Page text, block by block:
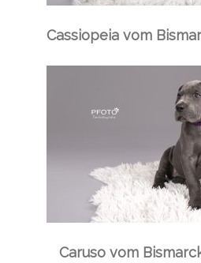
Cassiopeia vom
Caruso vom